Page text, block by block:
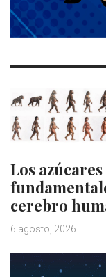
Los
cerebro
6 agosto, 2026